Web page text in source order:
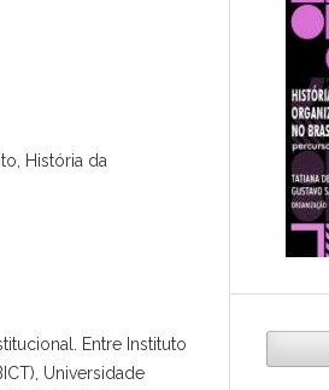
História da
Entre Instituto
Universidade